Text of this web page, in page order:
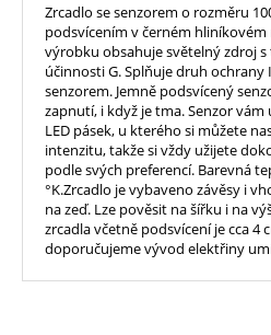
Zrcadlo se senzorem o rozměru
podsvícením v černém
výrobku obsahuje světelný zdroj
účinnosti G. Splňuje druh ochrany
senzorem. Jemně podsvícený
zapnutí, i když je tma. Senzor
LED pásek, u kterého si můžete
intenzitu, takže si vždy užijete
podle svých preferencí. Barevná
°K.Zrcadlo je vybaveno závěsy i
na zeď. Lze pověsit na šířku i na
zrcadla včetně podsvícení je cca 4
doporučujeme vývod elektřiny